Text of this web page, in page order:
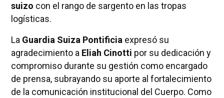
suizo con el rango de sargento en las tropas
logísticas.
La Guardia Suiza Pontificiaexpresó su
agradecimiento a Eliah Cinotti por su dedicación y
compromiso durante su gestión como encargado
de prensa, subrayando su aporte al fortalecimiento
de la comunicación institucional del Cuerpo. Como